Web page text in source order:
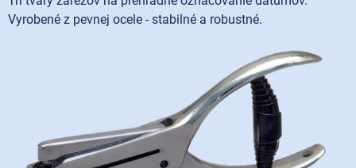
Vyrobené z pevnej ocele - stabilné a robustné.